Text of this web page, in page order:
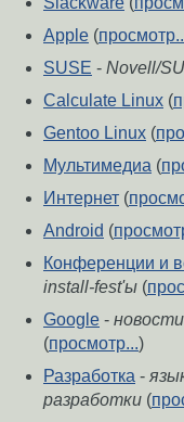
Apple (
SUSE - Novell/
Calculate Linux (
Gentoo Linux (
Мультимедиа (
Интернет (
Android (
Конференции и
install-fest'ы (
Google -
(просмотр...)
Разработка -
разработки (